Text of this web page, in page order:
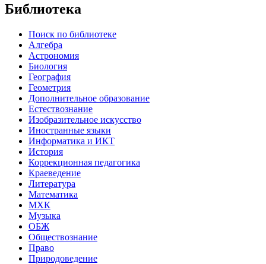
Библиотека
Поиск по библиотеке
Алгебра
Астрономия
Биология
География
Геометрия
Дополнительное образование
Естествознание
Изобразительное искусство
Иностранные языки
Информатика и ИКТ
История
Коррекционная педагогика
Краеведение
Литература
Математика
МХК
Музыка
ОБЖ
Обществознание
Право
Природоведение